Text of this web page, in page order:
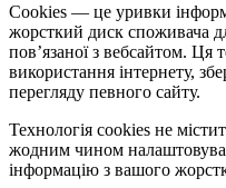
Cookies — це уривки
жорсткий диск споживача
пов’язаної з вебсайтом. Ця
використання інтернету,
перегляду певного сайту.
Технологія cookies не
жодним чином
інформацію з вашого